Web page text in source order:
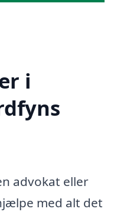
i
advokat eller
med alt det